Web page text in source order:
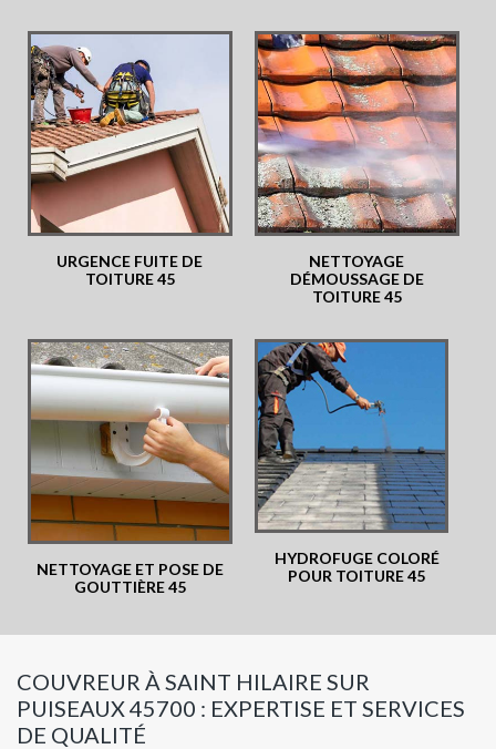
URGENCE FUITE DE
TOITURE 45
NETTOYAGE
DÉMOUSSAGE DE
TOITURE 45
NETTOYAGE ET POSE DE
GOUTTIÈRE 45
HYDROFUGE COLORÉ
POUR TOITURE 45
COUVREUR À SAINT HILAIRE SUR
PUISEAUX 45700 : EXPERTISE ET SERVICES
DE QUALITÉ